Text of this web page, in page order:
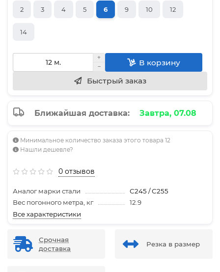
2 3 4 5 6 9 10 12
14
В корзину
Быстрый заказ
Ближайшая доставка: Завтра, 07.08
Минимальное количество заказа этого товара 12
Нашли дешевле?
0 отзывов
Аналог марки стали
С245 / С255
Вес погонного метра, кг
12.9
Все характеристики
Срочная
доставка
Резка в размер